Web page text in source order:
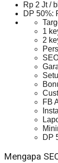
Rp 2 Jt /
DP 50%:
1
2
FB
DP
Mengapa